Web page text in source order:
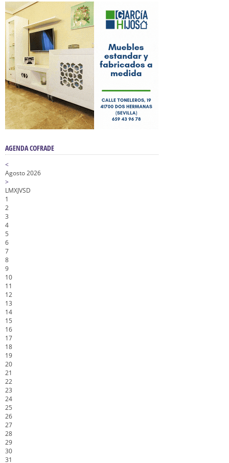
AGENDA COFRADE
<
Agosto 2026
>
LMXJVSD
1
2
3
4
5
6
7
8
9
10
11
12
13
14
15
16
17
18
19
20
21
22
23
24
25
26
27
28
29
30
31